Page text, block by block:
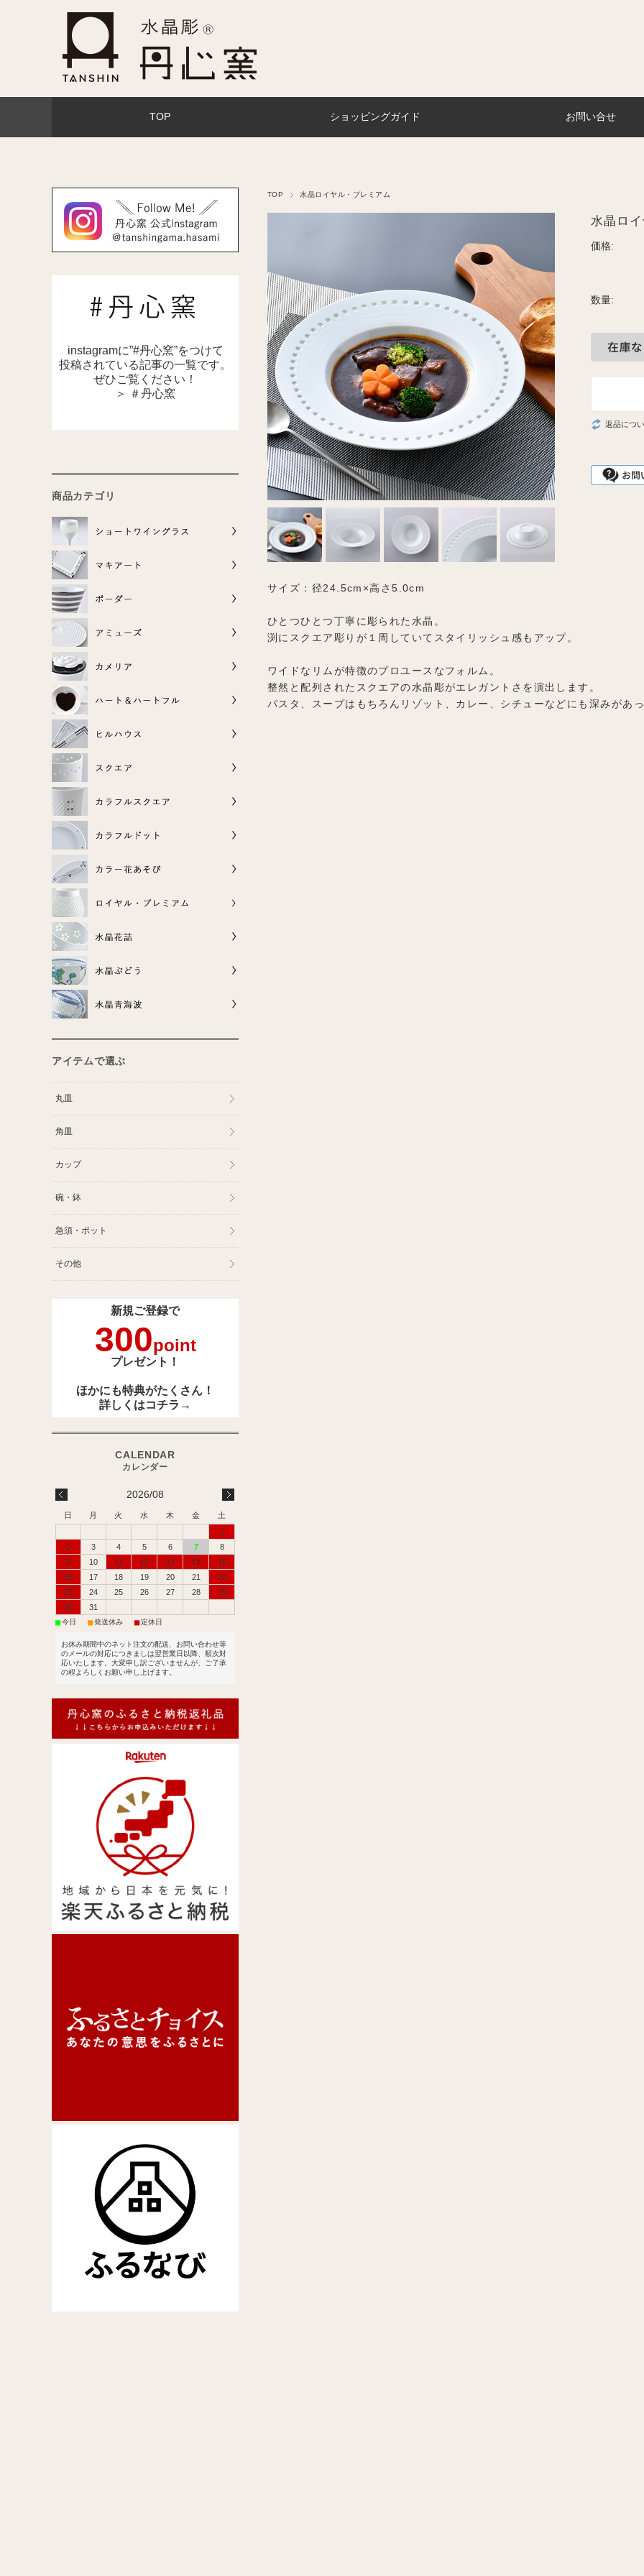
TOP ショッピングガイド お問い合せ
TOP 水晶ロイヤル・プレミアム
水晶ロ
価格:
数量:
返品につ
サイズ：径24.5cm×高さ5.0cm
ひとつひとつ丁寧に彫られた水晶。
渕にスクエア彫りが１周していてスタイリッシュ感もアップ。
ワイドなリムが特徴のプロユースなフォルム。
整然と配列されたスクエアの水晶彫がエレガントさを演出します。
パスタ、スープはもちろんリゾット、カレー、シチューなどにも深みがあ
instagramに”#丹心窯”をつけて
投稿されている記事の一覧です。
ぜひご覧ください！
＞ ＃丹心窯
商品カテゴリ
アイテムで選ぶ
丸皿
角皿
カップ
碗・鉢
急須・ポット
その他
新規ご登録で
300point
プレゼント！
ほかにも特典がたくさん！
詳しくはコチラ→
2026/08
日 月 火 水 木 金
土
1
2
3 4 5 6 7
8
9
10 11 12 13 14
15
16
17 18 19 20 21
22
23
24 25 26 27 28
29
30
31
■今日 ■発送休み ■定休日
お休み期間中のネット注文の配送、お問い合わせ等
のメールの対応につきましは翌営業日以降、順次対
応いたします。大変申し訳ございませんが、ご了承
の程よろしくお願い申し上げます。